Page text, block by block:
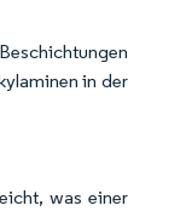
in der
was einer